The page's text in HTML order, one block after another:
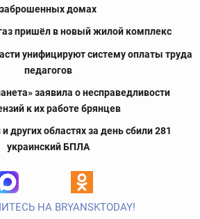
заброшенных домах
пришёл в новый жилой комплекс
унифицируют систему оплаты труда
педагогов
заявила о несправедливости
к их работе брянцев
других областях за день сбили 281
украинский БПЛА
НА BRYANSKTODAY!